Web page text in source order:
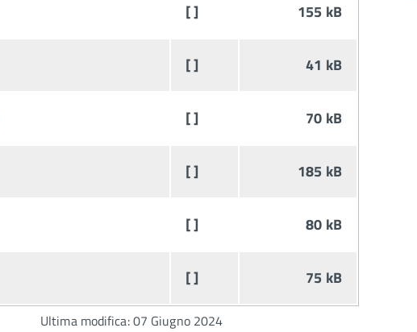
[ ] 155 kB
[ ] 41 kB
[ ] 70 kB
[ ] 185 kB
[ ] 80 kB
[ ] 75 kB
Ultima modifica: 07 Giugno 2024